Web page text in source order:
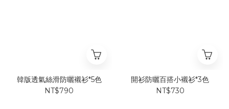
韓版透氣絲滑防曬襯衫*5色
NT$790
開衫防曬百搭小襯衫*3色
NT$730